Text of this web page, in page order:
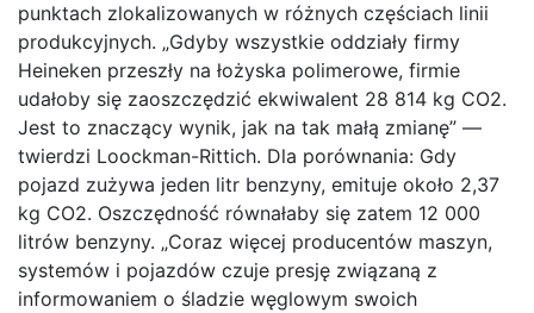
punktach zlokalizowanych w różnych częściach linii
produkcyjnych. „Gdyby wszystkie oddziały firmy
Heineken przeszły na łożyska polimerowe, firmie
udałoby się zaoszczędzić ekwiwalent 28 814 kg CO2.
Jest to znaczący wynik, jak na tak małą zmianę” —
twierdzi Loockman-Rittich. Dla porównania: Gdy
pojazd zużywa jeden litr benzyny, emituje około 2,37
kg CO2. Oszczędność równałaby się zatem 12 000
litrów benzyny. „Coraz więcej producentów maszyn,
systemów i pojazdów czuje presję związaną z
informowaniem o śladzie węglowym swoich